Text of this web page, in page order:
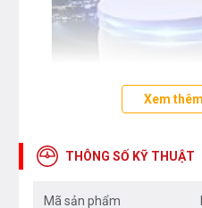
Xem
THÔNG SỐ KỸ THUẬT
Mã sản phẩm